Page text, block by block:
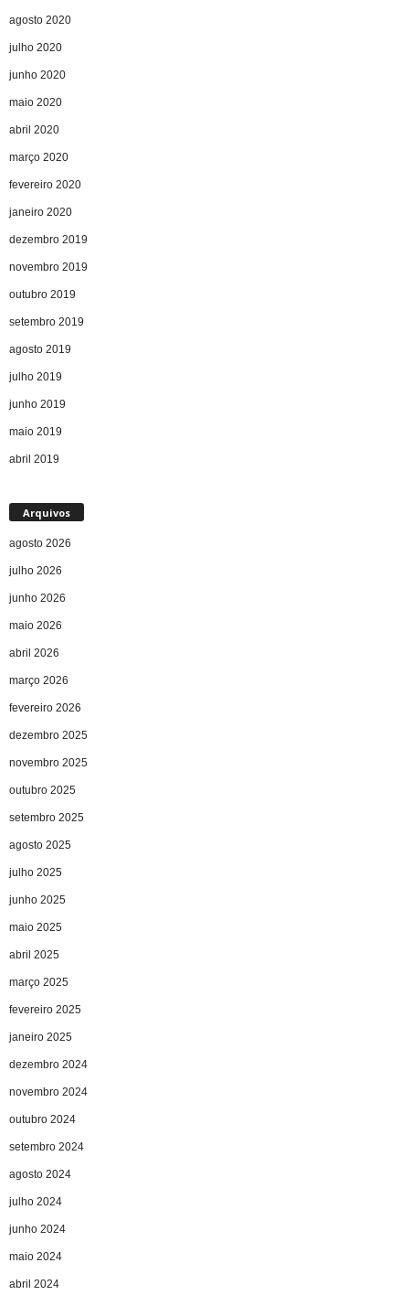
agosto 2020
julho 2020
junho 2020
maio 2020
abril 2020
março 2020
fevereiro 2020
janeiro 2020
dezembro 2019
novembro 2019
outubro 2019
setembro 2019
agosto 2019
julho 2019
junho 2019
maio 2019
abril 2019
Arquivos
agosto 2026
julho 2026
junho 2026
maio 2026
abril 2026
março 2026
fevereiro 2026
dezembro 2025
novembro 2025
outubro 2025
setembro 2025
agosto 2025
julho 2025
junho 2025
maio 2025
abril 2025
março 2025
fevereiro 2025
janeiro 2025
dezembro 2024
novembro 2024
outubro 2024
setembro 2024
agosto 2024
julho 2024
junho 2024
maio 2024
abril 2024